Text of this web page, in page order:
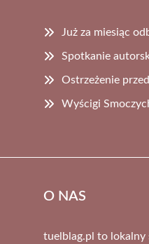
Już za miesiąc
Spotkanie
Ostrzeżenie
Wyścigi
O NAS
tuelblag.pl to